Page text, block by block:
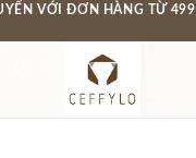
VỚI ĐƠN HÀNG TỪ